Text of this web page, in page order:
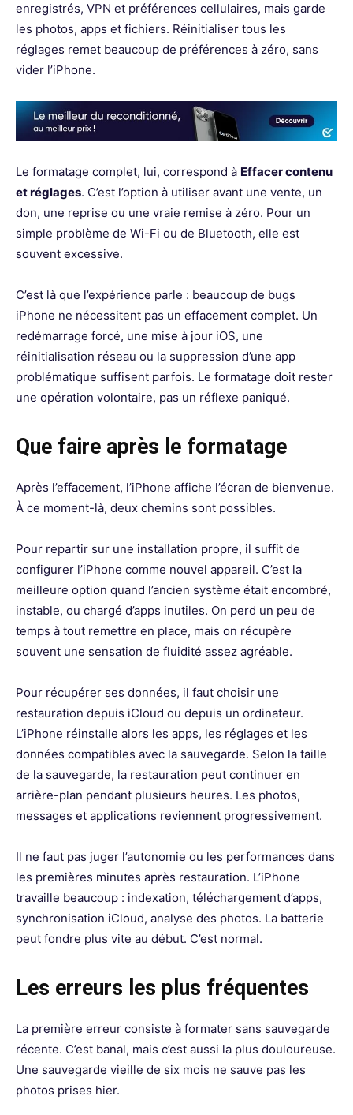
enregistrés, VPN et préférences cellulaires, mais garde
les photos, apps et fichiers. Réinitialiser tous les
réglages remet beaucoup de préférences à zéro, sans
vider l’iPhone.
Le formatage complet, lui, correspond à Effacer contenu
et réglages. C’est l’option à utiliser avant une vente, un
don, une reprise ou une vraie remise à zéro. Pour un
simple problème de Wi-Fi ou de Bluetooth, elle est
souvent excessive.
C’est là que l’expérience parle : beaucoup de bugs
iPhone ne nécessitent pas un effacement complet. Un
redémarrage forcé, une mise à jour iOS, une
réinitialisation réseau ou la suppression d’une app
problématique suffisent parfois. Le formatage doit rester
une opération volontaire, pas un réflexe paniqué.
Que faire après le formatage
Après l’effacement, l’iPhone affiche l’écran de bienvenue.
À ce moment-là, deux chemins sont possibles.
Pour repartir sur une installation propre, il suffit de
configurer l’iPhone comme nouvel appareil. C’est la
meilleure option quand l’ancien système était encombré,
instable, ou chargé d’apps inutiles. On perd un peu de
temps à tout remettre en place, mais on récupère
souvent une sensation de fluidité assez agréable.
Pour récupérer ses données, il faut choisir une
restauration depuis iCloud ou depuis un ordinateur.
L’iPhone réinstalle alors les apps, les réglages et les
données compatibles avec la sauvegarde. Selon la taille
de la sauvegarde, la restauration peut continuer en
arrière-plan pendant plusieurs heures. Les photos,
messages et applications reviennent progressivement.
Il ne faut pas juger l’autonomie ou les performances dans
les premières minutes après restauration. L’iPhone
travaille beaucoup : indexation, téléchargement d’apps,
synchronisation iCloud, analyse des photos. La batterie
peut fondre plus vite au début. C’est normal.
Les erreurs les plus fréquentes
La première erreur consiste à formater sans sauvegarde
récente. C’est banal, mais c’est aussi la plus douloureuse.
Une sauvegarde vieille de six mois ne sauve pas les
photos prises hier.